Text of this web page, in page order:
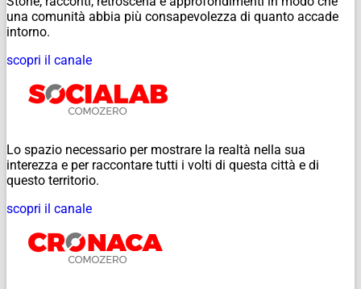
una comunità abbia più consapevolezza di quanto accade
intorno.
scopri il canale
Lo spazio necessario per mostrare la realtà nella sua
interezza e per raccontare tutti i volti di questa città e di
questo territorio.
scopri il canale